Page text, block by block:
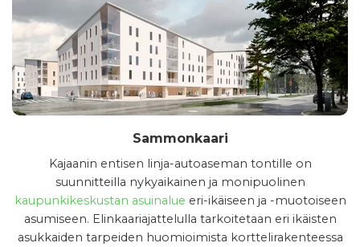
Sammonkaari
Kajaanin entisen linja-autoaseman tontille on
suunnitteilla nykyaikainen ja monipuolinen
kaupunkikeskustan asuinalue eri-ikäiseen ja -muotoiseen
asumiseen. Elinkaariajattelulla tarkoitetaan eri ikäisten
asukkaiden tarpeiden huomioimista korttelirakenteessa